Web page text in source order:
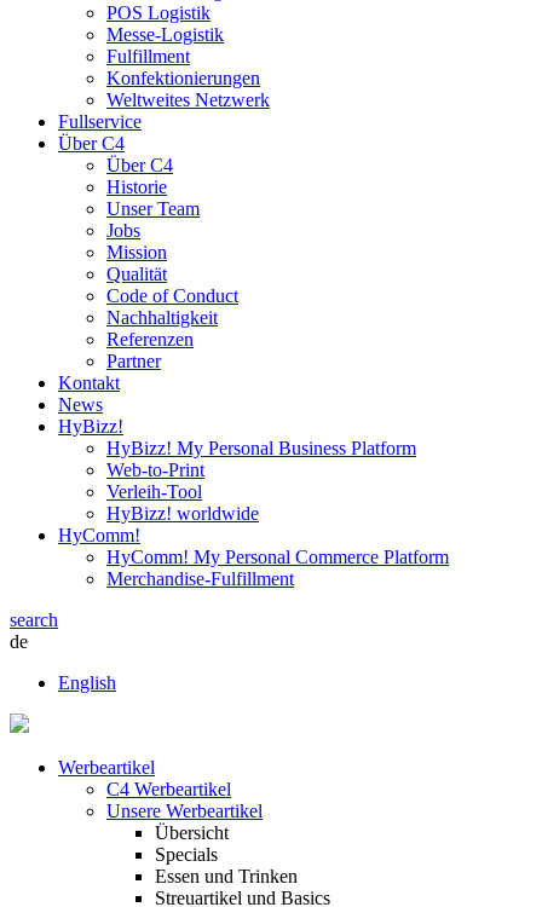
POS Logistik
Messe-Logistik
Fulfillment
Konfektionierungen
Weltweites Netzwerk
Fullservice
Über C4
Über C4
Historie
Unser Team
Jobs
Mission
Qualität
Code of Conduct
Nachhaltigkeit
Referenzen
Partner
Kontakt
News
HyBizz!
HyBizz! My Personal Business Platform
Web-to-Print
Verleih-Tool
HyBizz! worldwide
HyComm!
HyComm! My Personal Commerce Platform
Merchandise-Fulfillment
search
de
English
Werbeartikel
C4 Werbeartikel
Unsere Werbeartikel
Übersicht
Specials
Essen und Trinken
Streuartikel und Basics